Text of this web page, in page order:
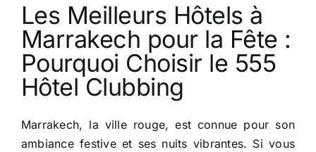
Les Meilleurs Hôtels à
Marrakech pour la Fête :
Pourquoi Choisir le 555
Hôtel Clubbing
Marrakech, la ville rouge, est connue pour son
ambiance festive et ses nuits vibrantes. Si vous